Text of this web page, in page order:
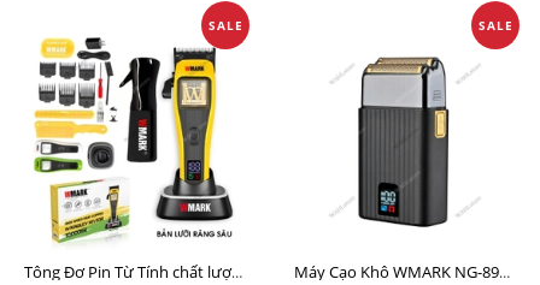
SALE
Tông Đơ Pin Từ Tính chất lượng WMARK NG-X1 PLUS Chính Hãng
SALE
Máy Cạo Khô WMARK NG-8901 Chất lượng giá tốt